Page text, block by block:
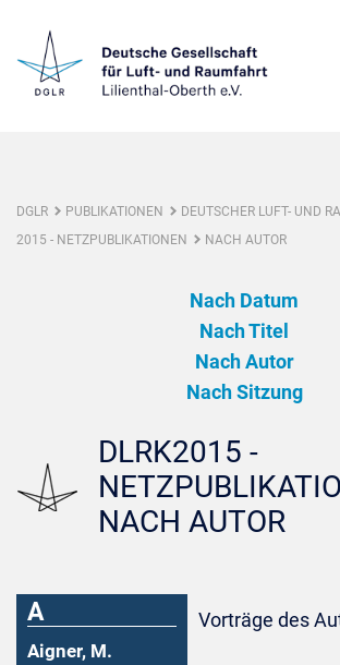
DGLR PUBLIKATIONEN
DEUTSCHER LUFT- UND
2015 - NETZPUBLIKATIONEN
NACH AUTOR
Nach Datum
Nach Titel
Nach Autor
Nach Sitzung
DLRK2015 -
NACH AUTOR
A
Aigner, M.
Vorträge des